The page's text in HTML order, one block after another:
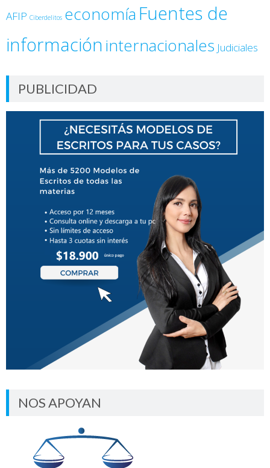
AFIP Ciberdelitos economía Fuentes de
informacióninternacionales Judiciales
PUBLICIDAD
NOS APOYAN